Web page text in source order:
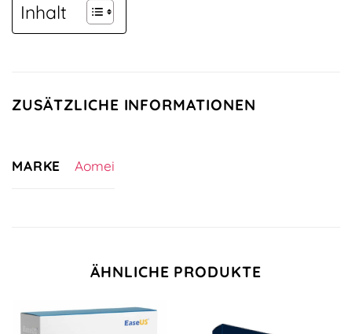
Inhalt
ZUSÄTZLICHE INFORMATIONEN
MARKE Aomei
ÄHNLICHE PRODUKTE